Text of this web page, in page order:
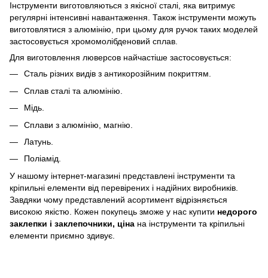
Інструменти виготовляються з якісної сталі, яка витримує
регулярні інтенсивні навантаження. Також інструменти можуть
виготовлятися з алюмінію, при цьому для ручок таких моделей
застосовується хромомолібденовий сплав.
Для виготовлення люверсов найчастіше застосовується:
Сталь різних видів з антикорозійним покриттям.
Сплав сталі та алюмінію.
Мідь.
Сплави з алюмінію, магнію.
Латунь.
Поліамід.
У нашому інтернет-магазині представлені інструменти та
кріпильні елементи від перевірених і надійних виробників.
Завдяки чому представлений асортимент відрізняється
високою якістю. Кожен покупець зможе у нас купити недорого
заклепки і заклепочники, ціна на інструменти та кріпильні
елементи приємно здивує.